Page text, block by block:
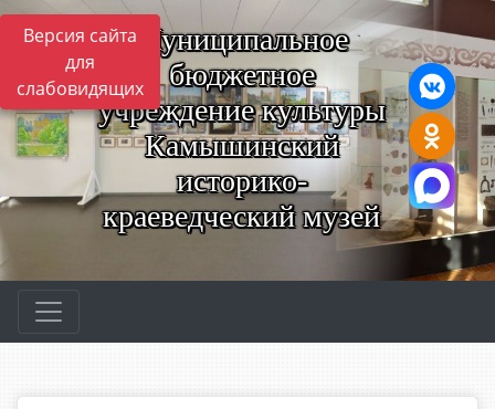
Версия сайта
для
слабовидящих
Муниципальное
бюджетное
учреждение культуры
Камышинский
историко-
краеведческий музей